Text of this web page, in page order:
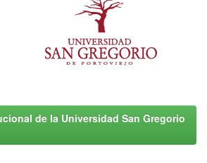
de la Universidad San Gregorio